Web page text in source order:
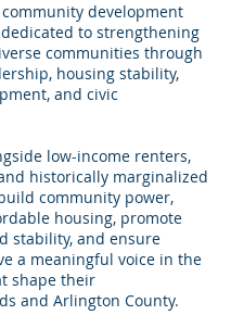
community development
to strengthening
communities through
housing stability,
and civic
low-income renters,
historically marginalized
community power,
housing, promote
stability, and ensure
a meaningful voice in the
shape their
and Arlington County.